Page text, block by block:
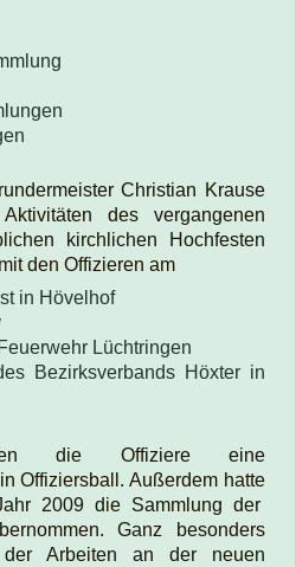
Christian Krause
des vergangenen
kirchlichen Hochfesten
den Offizieren am
in Hövelhof
Lüchtringen
Bezirksverbands Höxter in
die Offiziere eine
Offiziersball. Außerdem hatte
2009 die Sammlung der
Ganz besonders
Arbeiten an der neuen